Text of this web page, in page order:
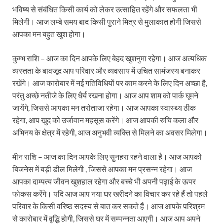
भविष्य से संबंधित किसी कार्य को लेकर उत्साहित रहेंगे और सफलता भी
मिलेगी। आज लम्बे समय बाद किसी पुराने मित्र से मुलाकात होगी जिससे
आपका मन बहुत खुश होगा।
कुम्भ राशि – आज का दिन आपके लिए बेहद खुशनुमा रहेगा। आज अत्यधिक
व्यस्तता के बावजूद आप परिवार और व्यवसाय में उचित सामंजस्य बनाकर
रखेंगे। आज कारोबार में नई गतिविधियों पर काम करने के लिए दिन अच्छा है,
परंतु अच्छे नतीजे के लिए धैर्य रखना होगा। आज आप शाम को पार्क घूमने
जायेंगे, जिससे आपका मन तरोताजा रहेगा। आज आपका स्वास्थ्य ठीक
रहेगा, आप खुद को उर्जावान महसूस करेंगे। आज आपकी रुचि कला और
अभिनय के क्षेत्र में रहेगी, आज अनुभवी व्यक्ति से मिलने का अवसर मिलेगा।
मीन राशि – आज का दिन आपके लिए सुनहरा रहने वाला है। आज आपको
बिजनेस में बड़ी डील मिलेगी , जिससे आपका मन प्रसन्न रहेगा। आज
आपका दाम्पत्य जीवन खुशहाल रहेगा और बच्चे भी अपनी पढ़ाई के ऊपर
फोकस करेंगे। यदि आज आप नया घर खरीदने का विचार कर रहे हैं तो पहले
परिवार के किसी वरिष्ठ सदस्य से बात कर सकते हैं। आज आपके परिश्रम
से कारोबार में वृद्धि होगी, जिससे घर में सम्पन्नता आएगी। आज आप अपने